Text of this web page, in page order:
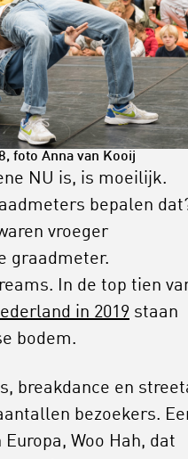
foto Anna van Kooij
NU is, is moeilijk.
bepalen
vroeger
graadmeter.
In de top tien
in 2019 staan
bodem.
breakdance en
bezoekers.
Woo Hah, dat